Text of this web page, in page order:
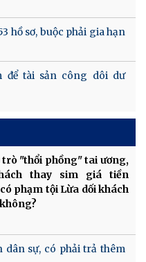
hồ sơ, buộc phải gia hạn
để tài sản công dôi dư
trò "thổi phồng" tai ương,
thay sim giá tiền
phạm tội Lừa dối khách
sự, có phải trả thêm